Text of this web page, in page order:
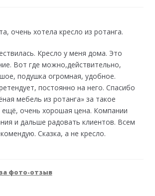
очень хотела кресло из ротанга.
Кресло у меня дома. Это
Вот где можно,действительно,
подушка огромная, удобное.
постоянно на него. Спасибо
мебель из ротанга» за такое
ещё, очень хорошая цена. Компании
и дальше радовать клиентов. Всем
Сказка, а не кресло.
фото-отзыв